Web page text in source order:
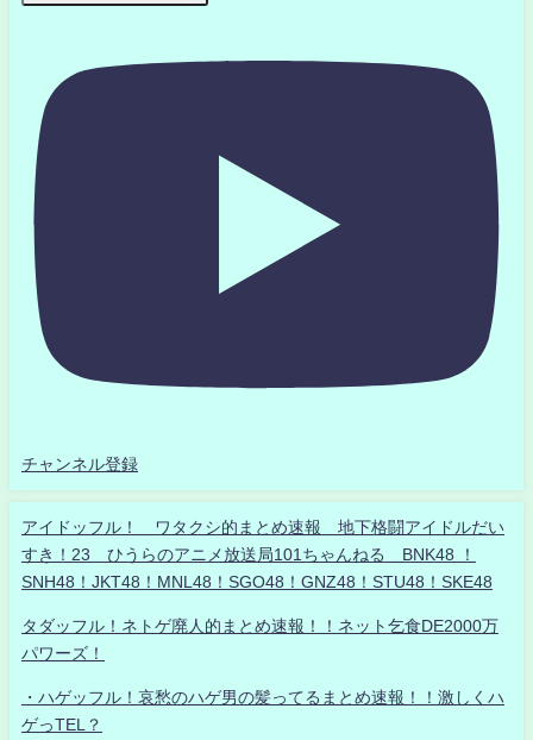
チャンネル登録
アイドッフル！ ワタクシ的まとめ速報 地下格闘アイドルだい
すき！23 ひうらのアニメ放送局101ちゃんねる BNK48 ！
SNH48！JKT48！MNL48！SGO48！GNZ48！STU48！SKE48
タダッフル！ネトゲ廃人的まとめ速報！！ネット乞食DE2000万
パワーズ！
・ハゲッフル！哀愁のハゲ男の髪ってるまとめ速報！！激しくハ
ゲっTEL？